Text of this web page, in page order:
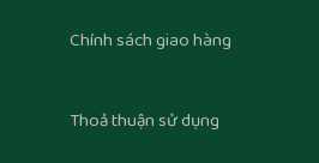
Chính sách giao hàng
Thoả thuận sử dụng